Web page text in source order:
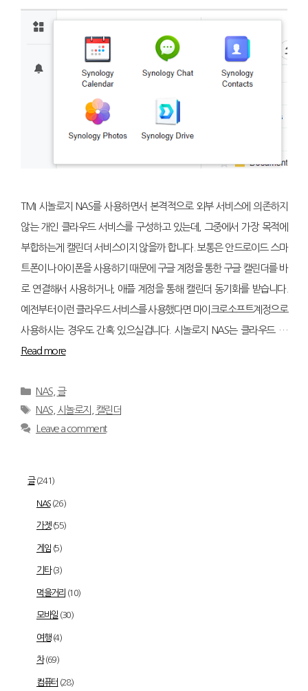
TMI 시놀로지 NAS를 사용하면서 본격적으로 외부 서비스에 의존하지
않는 개인 클라우드 서비스를 구성하고 있는데, 그중에서 가장 목적에
부합하는게 캘린더 서비스이지 않을까 합니다. 보통은 안드로이드 스마
트폰이나 아이폰을 사용하기 때문에 구글 계정을 통한 구글 캘린더를 바
로 연결해서 사용하거나, 애플 계정을 통해 캘린더 동기화를 받습니다.
예전부터 이런 클라우드 서비스를 사용했다면 마이크로소프트계정으로
사용하시는 경우도 간혹 있으실겁니다. 시놀로지 NAS는 클라우드 …
Read more
Categories
NAS, 글
Tags
NAS, 시놀로지
캘린더
Leave a comment
글(241)
NAS(26)
가젯(55)
게임 (5)
기타(3)
먹을거리 (10)
모바일 (30)
여행(4)
차(69)
컴퓨터 (28)